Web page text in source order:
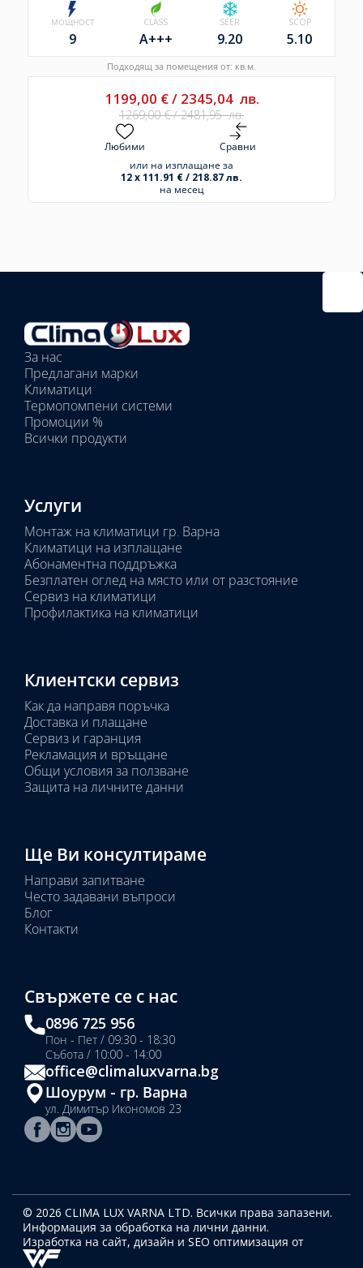
МОЩНОСТ
9
CLASS
A+++
SEER
9.20
SCOP
5.10
Подходящ за помещения от: кв.м.
1199,00 €/ 2345,04 лв.
1269,00€/2481,95лв.
Любими
Сравни
или на изплащане за
12 x 111.91 € / 218.87 лв.
на месец
Избрани
вътрешни
тела:
Избрано
тяло:
За нас
Предлагани марки
Климатици
Термопомпени системи
Промоции %
Всички продукти
Услуги
Монтаж на климатици гр. Варна
Климатици на изплащане
Абонаментна поддръжка
Безплатен оглед на място или от разстояние
Сервиз на климатици
Профилактика на климатици
Клиентски сервиз
Как да направя поръчка
Доставка и плащане
Сервиз и гаранция
Рекламация и връщане
Общи условия за ползване
Защита на личните данни
Ще Ви консултираме
Направи запитване
Често задавани въпроси
Блог
Контакти
Свържете се с нас
0896 725 956
Пон - Пет / 09:30 - 18:30
Събота / 10:00 - 14:00
office@climaluxvarna.bg
Шоурум - гр. Варна
ул. Димитър Икономов 23
© 2026 CLIMA LUX VARNA LTD. Всички права запазени.
Информация за обработка на лични данни.
Изработка на сайт, дизайн и SEO оптимизация от